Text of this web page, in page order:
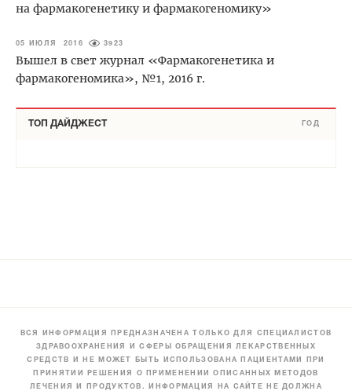
на фармакогенетику и фармакогеномику»
05 ИЮЛЯ 2016 3923
Вышел в свет журнал «Фармакогенетика и
фармакогеномика», №1, 2016 г.
ТОП ДАЙДЖЕСТ ГОД
ВСЯ ИНФОРМАЦИЯ ПРЕДНАЗНАЧЕНА ТОЛЬКО ДЛЯ СПЕЦИАЛИСТОВ
ЗДРАВООХРАНЕНИЯ И СФЕРЫ ОБРАЩЕНИЯ ЛЕКАРСТВЕННЫХ
СРЕДСТВ И НЕ МОЖЕТ БЫТЬ ИСПОЛЬЗОВАНА ПАЦИЕНТАМИ ПРИ
ПРИНЯТИИ РЕШЕНИЯ О ПРИМЕНЕНИИ ОПИСАННЫХ МЕТОДОВ
ЛЕЧЕНИЯ И ПРОДУКТОВ. ИНФОРМАЦИЯ НА САЙТЕ НЕ ДОЛЖНА